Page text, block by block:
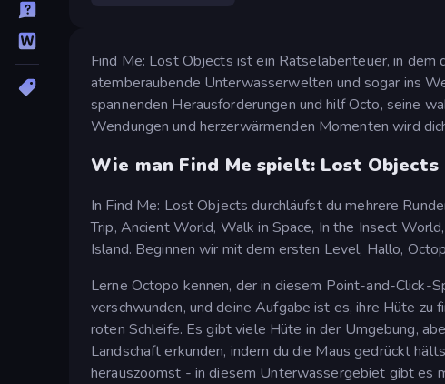
Find Me: Lost Objects ist ein Rätselabenteuer, in dem
atemberaubende Unterwasserwelten und sogar ins
spannenden Herausforderungen und hilf Octo, seine
Wendungen und herzerwärmenden Momenten wird
Wie man Find Me spielt: Lost Objects
In Find Me: Lost Objects durchläufst du mehrere
Trip, Ancient World, Walk in Space, In the Insect
Island. Beginnen wir mit dem ersten Level, Hallo,
Lerne Octopo kennen, der in diesem Point-and-Click-
verschwunden, und deine Aufgabe ist es, ihre Hüte
roten Schleife. Es gibt viele Hüte in der Umgebung,
Landschaft erkunden, indem du die Maus gedrückt
herauszoomst - in diesem Unterwassergebiet gibt es